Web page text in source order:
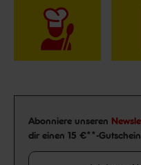
Newsletter
Abonniere unseren
dir einen 15 €**-